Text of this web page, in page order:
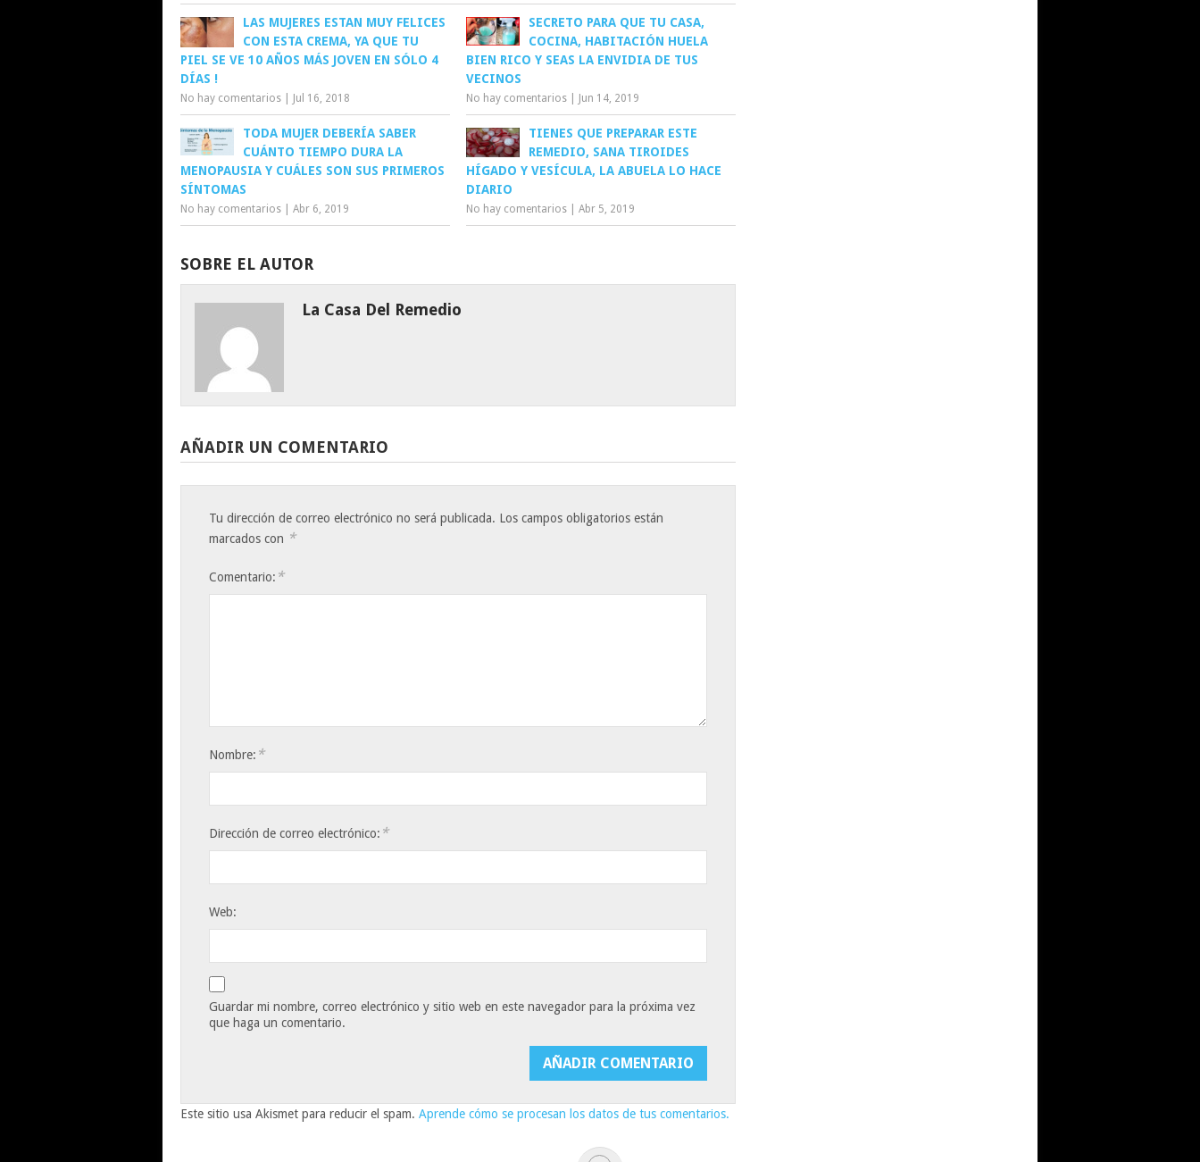
LAS MUJERES ESTAN MUY FELICES
CON ESTA CREMA, YA QUE TU
PIEL SE VE 10 AÑOS MÁS JOVEN EN SÓLO 4
DÍAS !
No hay comentarios Jul 16, 2018
SECRETO PARA QUE TU CASA,
COCINA, HABITACIÓN HUELA
BIEN RICO Y SEAS LA ENVIDIA DE TUS
VECINOS
No hay comentarios Jun 14, 2019
TODA MUJER DEBERÍA SABER
CUÁNTO TIEMPO DURA LA
MENOPAUSIA Y CUÁLES SON SUS PRIMEROS
SÍNTOMAS
No hay comentarios Abr 6, 2019
TIENES QUE PREPARAR ESTE
REMEDIO, SANA TIROIDES
HÍGADO Y VESÍCULA, LA ABUELA LO HACE
DIARIO
No hay comentarios |Abr 5, 2019
SOBRE EL AUTOR
La Casa Del Remedio
AÑADIR UN COMENTARIO
Tu dirección de correo electrónico no será publicada. Los campos obligatorios están
marcados con *
Comentario: *
Nombre: *
Dirección de correo electrónico: *
Web:
Guardar mi nombre, correo electrónico y sitio web en este navegador para la próxima vez
que haga un comentario.
Este sitio usa Akismet para reducir el spam. Aprende cómo se procesan los datos de tus comentarios.